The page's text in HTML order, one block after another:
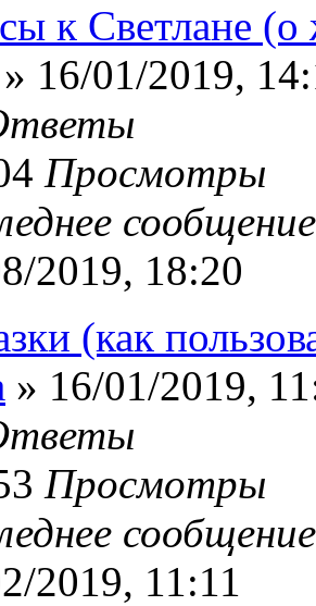
к Светлане (о
» 16/01/2019,
Просмотры
2019, 18:20
(как
» 16/01/2019,
Просмотры
2019, 11:11